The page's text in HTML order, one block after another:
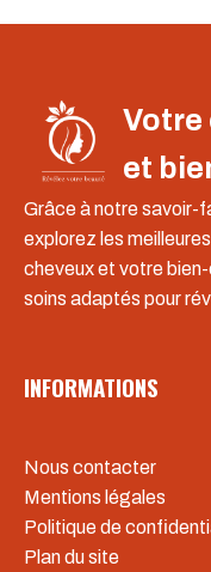
Votre
et
Grâce à notre savoir-
explorez les
cheveux et votre
soins adaptés pour
INFORMATIONS
Nous contacter
Mentions légales
Politique de
Plan du site